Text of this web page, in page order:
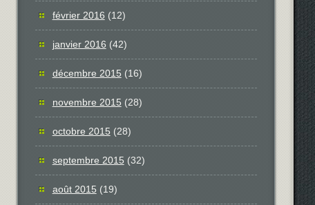
février 2016 (12)
janvier 2016 (42)
décembre 2015(16)
novembre 2015(28)
octobre 2015(28)
septembre 2015(32)
août 2015(19)